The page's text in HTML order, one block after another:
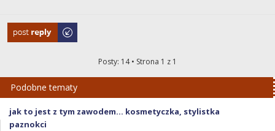
Odpowiedz
Posty: 14 • Strona 1 z 1
Podobne tematy
jak to jest z tym zawodem... kosmetyczka, stylistka
paznokci